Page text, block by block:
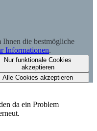
die bestmögliche
Informationen.
Nur funktionale Cookies
akzeptieren
Alle Cookies akzeptieren
da ein Problem